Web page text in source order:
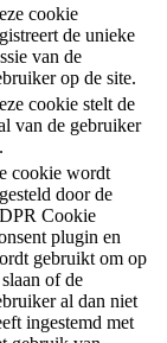
cookie
de unieke
van de
op de site.
cookie stelt de
van de gebruiker
cookie wordt
door de
Cookie
plugin en
gebruikt om op
of de
al dan niet
ingestemd met